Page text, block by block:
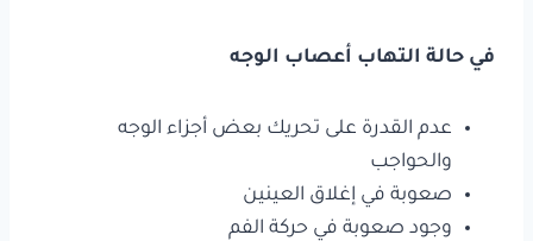
في حالة التهاب أعصاب الوجه
عدم القدرة على تحريك بعض أجزاء الوجه
والحواجب
صعوبة في إغلاق العينين
وجود صعوبة في حركة الفم